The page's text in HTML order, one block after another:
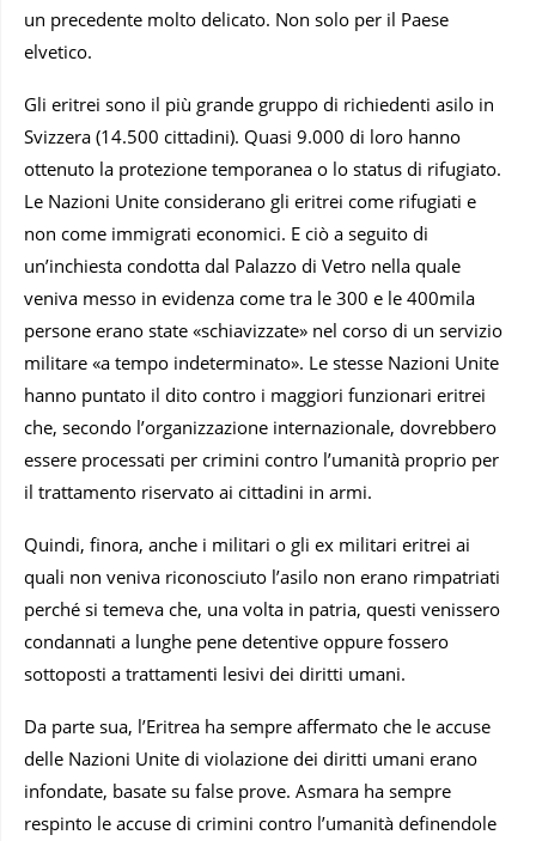
un precedente molto delicato. Non solo per il Paese
elvetico.
Gli eritrei sono il più grande gruppo di richiedenti asilo in
Svizzera (14.500 cittadini). Quasi 9.000 di loro hanno
ottenuto la protezione temporanea o lo status di rifugiato.
Le Nazioni Unite considerano gli eritrei come rifugiati e
non come immigrati economici. E ciò a seguito di
un’inchiesta condotta dal Palazzo di Vetro nella quale
veniva messo in evidenza come tra le 300 e le 400mila
persone erano state «schiavizzate» nel corso di un servizio
militare «a tempo indeterminato». Le stesse Nazioni Unite
hanno puntato il dito contro i maggiori funzionari eritrei
che, secondo l’organizzazione internazionale, dovrebbero
essere processati per crimini contro l’umanità proprio per
il trattamento riservato ai cittadini in armi.
Quindi, finora, anche i militari o gli ex militari eritrei ai
quali non veniva riconosciuto l’asilo non erano rimpatriati
perché si temeva che, una volta in patria, questi venissero
condannati a lunghe pene detentive oppure fossero
sottoposti a trattamenti lesivi dei diritti umani.
Da parte sua, l’Eritrea ha sempre affermato che le accuse
delle Nazioni Unite di violazione dei diritti umani erano
infondate, basate su false prove. Asmara ha sempre
respinto le accuse di crimini contro l’umanità definendole